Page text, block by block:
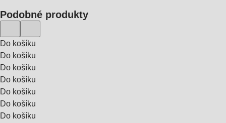
Podobné produkty
Do košíku
Do košíku
Do košíku
Do košíku
Do košíku
Do košíku
Do košíku